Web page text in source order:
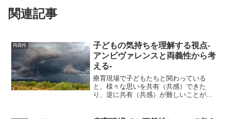
関連記事
両義性
子どもの気持ちを理解する視点-
アンビヴァレンスと両義性から考
える-
療育現場で子どもたちと関わっている
と、様々な思いを共有（共感）できた
り、逆に共有（共感）が難しいことがあ